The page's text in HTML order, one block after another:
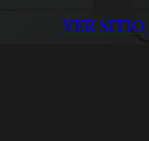
VER SITIO